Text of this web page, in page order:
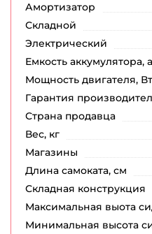
Амортизатор
Складной
Электрический
Емкость аккумулятора,
Мощность двигателя, Вт
Гарантия
Страна продавца
Вес, кг
Магазины
Длина самоката, см
Складная конструкция
Максимальная выота
Минимальная высота